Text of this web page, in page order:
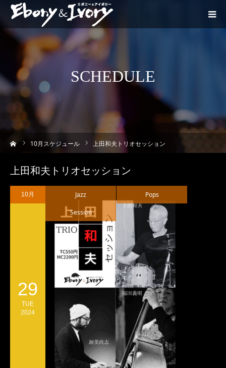
SCHEDULE
10月スケジュール 上田和夫トリオセッション
上田和夫トリオセッション
10月
29
TUE
2024
Jazz Pops
Session